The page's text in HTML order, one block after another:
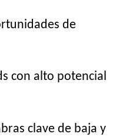
de
con alto potencial
clave de baja y